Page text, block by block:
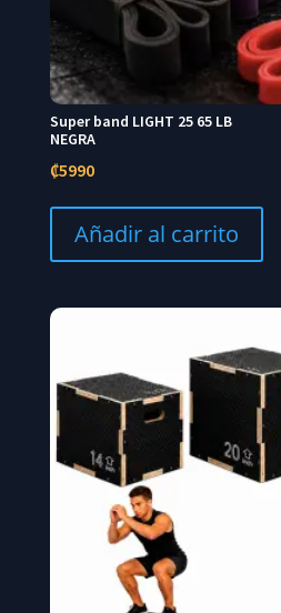
Super band LIGHT 25 65 LB
NEGRA
₡5990
Añadir al carrito